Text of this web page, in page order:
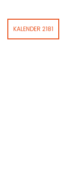
KALENDER 2181